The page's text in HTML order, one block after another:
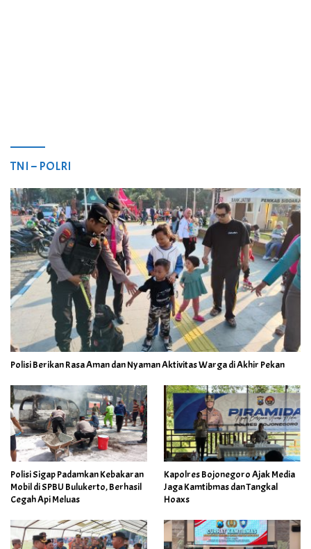
TNI – POLRI
Polisi Berikan Rasa Aman dan Nyaman Aktivitas Warga di Akhir Pekan
Polisi Sigap Padamkan Kebakaran
Mobil di SPBU Bulukerto, Berhasil
Cegah Api Meluas
Kapolres Bojonegoro Ajak Media
Jaga Kamtibmas dan Tangkal
Hoaxs